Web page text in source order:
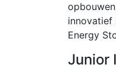
innovatief
Energy
Junior